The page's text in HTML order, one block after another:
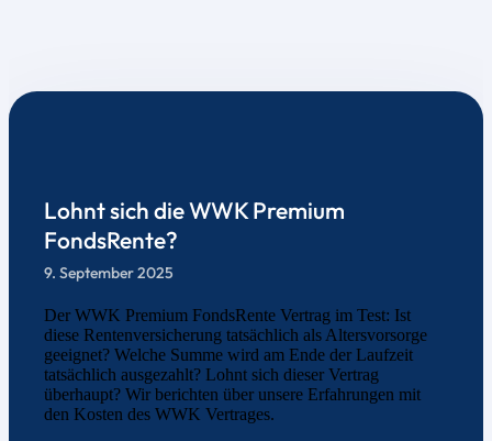
Lohnt sich die WWK Premium
FondsRente?
9. September 2025
Der WWK Premium FondsRente Vertrag im Test: Ist
diese Rentenversicherung tatsächlich als Altersvorsorge
geeignet? Welche Summe wird am Ende der Laufzeit
tatsächlich ausgezahlt? Lohnt sich dieser Vertrag
überhaupt? Wir berichten über unsere Erfahrungen mit
den Kosten des WWK Vertrages.